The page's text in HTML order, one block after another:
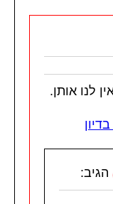
לנו אותן.
הגיב: